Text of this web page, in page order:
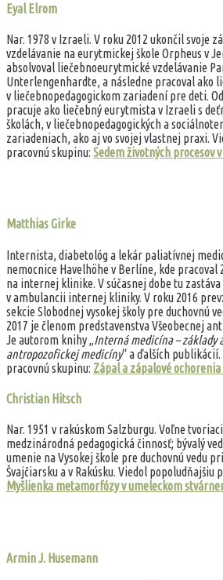
Eyal Elrom
Nar. 1978 v Izraeli. V roku 2012 ukončil svoje
vzdelávanie na eurytmickej škole Orpheus v
absolvoval liečebnoeurytmické vzdelávanie
Unterlengenhardte, a následne pracoval ako
v liečebnopedagogickom zariadení pre deti.
pracuje ako liečebný eurytmista v Izraeli s
školách, v liečebnopedagogických a
zariadeniach, ako aj vo svojej vlastnej praxi.
pracovnú skupinu: Sedem životných procesov
Matthias Girke
Internista, diabetológ a lekár paliatívnej
nemocnice Havelhöhe v Berlíne, kde pracoval
na internej klinike. V súčasnej dobe tu
v ambulancii internej kliniky. V roku 2016
sekcie Slobodnej vysokej školy pre duchovnú
2017 je členom predstavenstva Všeobecnej
Je autorom knihy „Interná medicína – základy
antropozofickej medicíny“ a ďalších
pracovnú skupinu: Zápal a zápalové ochorenia
Christian Hitsch
Nar. 1951 v rakúskom Salzburgu. Voľne
medzinárodná pedagogická činnosť; bývalý
umenie na Vysokej škole pre duchovnú vedu
Švajčiarsku a v Rakúsku. Viedol popoludňajšiu
Myšlienka metamorfózy v umeleckom
Armin J. Husemann